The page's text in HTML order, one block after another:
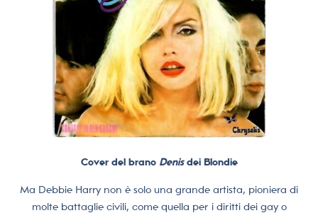
Cover del brano Denisdei Blondie
Ma Debbie Harry non è solo una grande artista, pioniera di
molte battaglie civili, come quella per i diritti dei gay o